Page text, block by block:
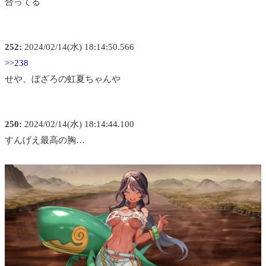
252: 2024/02/14(水) 18:14:50.566
>>238
せや、ぼざろの虹夏ちゃんや
250: 2024/02/14(水) 18:14:44.100
すんげえ最高の胸…